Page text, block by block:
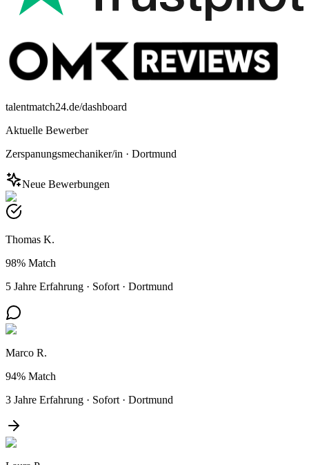
talentmatch24.de/dashboard
Aktuelle Bewerber
Zerspanungsmechaniker/in · Dortmund
Neue Bewerbungen
Thomas K.
98% Match
5 Jahre Erfahrung · Sofort · Dortmund
Marco R.
94% Match
3 Jahre Erfahrung · Sofort · Dortmund